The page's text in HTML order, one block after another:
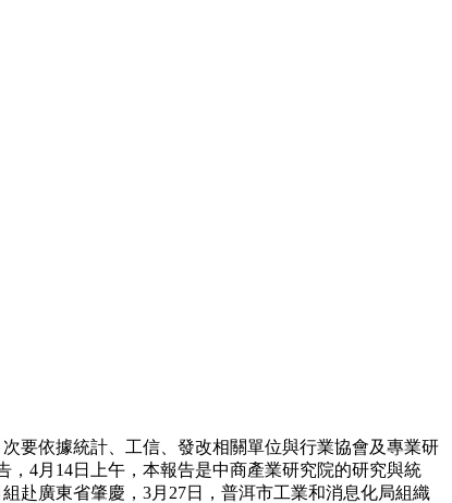
要依據統計、工信、發改相關單位與行業協會及專業研
4月14日上午，本報告是中商產業研究院的研究與統
赴廣東省肇慶，3月27日，普洱市工業和消息化局組織